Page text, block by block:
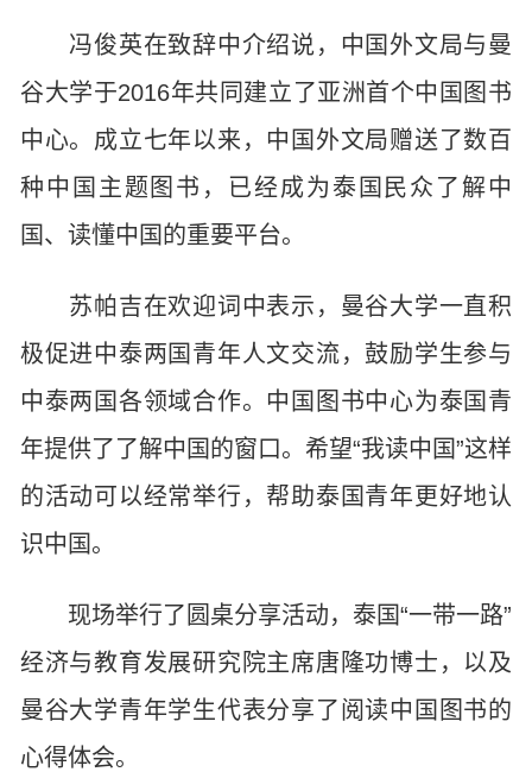
冯俊英在致辞中介绍说，中国外文局与曼
谷大学于2016年共同建立了亚洲首个中国图书
中心。成立七年以来，中国外文局赠送了数百
种中国主题图书，已经成为泰国民众了解中
国、读懂中国的重要平台。
苏帕吉在欢迎词中表示，曼谷大学一直积
极促进中泰两国青年人文交流，鼓励学生参与
中泰两国各领域合作。中国图书中心为泰国青
年提供了了解中国的窗口。希望“我读中国”这样
的活动可以经常举行，帮助泰国青年更好地认
识中国。
现场举行了圆桌分享活动，泰国“一带一路”
经济与教育发展研究院主席唐隆功博士，以及
曼谷大学青年学生代表分享了阅读中国图书的
心得体会。